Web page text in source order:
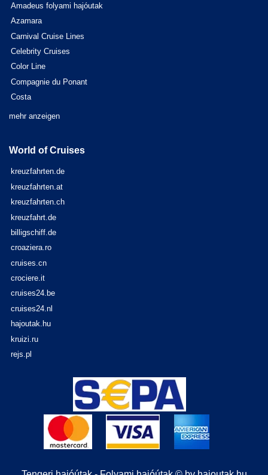
Amadeus folyami hajóutak
Azamara
Carnival Cruise Lines
Celebrity Cruises
Color Line
Compagnie du Ponant
Costa
mehr anzeigen
World of Cruises
kreuzfahrten.de
kreuzfahrten.at
kreuzfahrten.ch
kreuzfahrt.de
billigschiff.de
croaziera.ro
cruises.cn
crociere.it
cruises24.be
cruises24.nl
hajoutak.hu
kruizi.ru
rejs.pl